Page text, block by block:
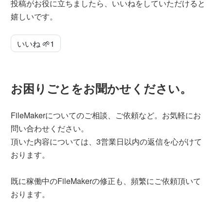
投稿がお役に立ちましたら、いいねをしていただけると
嬉しいです。
いいね 🌱1
お困りごとをお聞かせください。
FileMakerについてのご相談、ご依頼など。お気軽にお
問い合わせください。
頂いた内容については、3営業日以内の返信を心がけて
おります。
既に稼働中のFileMakerの修正も、頻繁にご依頼頂いて
おります。